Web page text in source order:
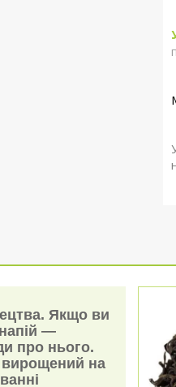
Якщо ви
—
про нього.
вирощений на